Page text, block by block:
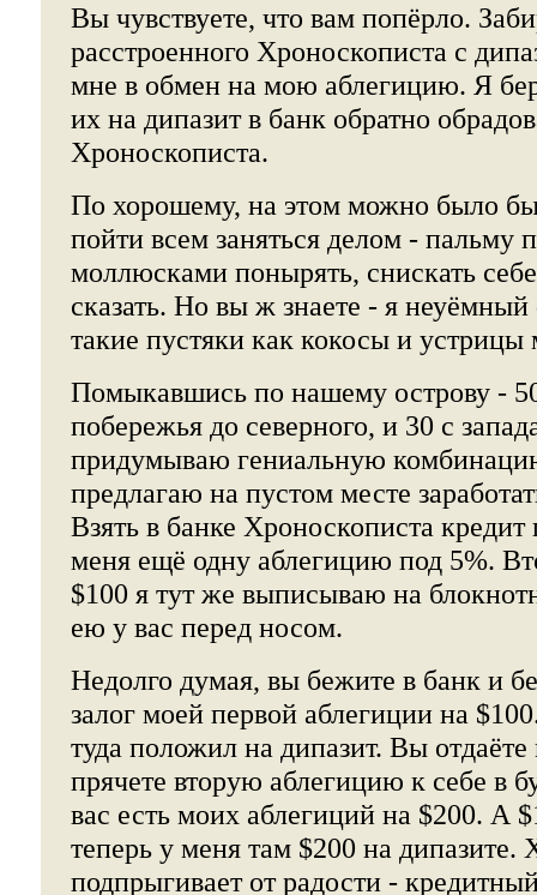
Вы чувствуете, что вам попёрло.
расстроенного Хроноскописта с
мне в обмен на мою аблегицию. Я
их на дипазит в банк обратно
Хроноскописта.
По хорошему, на этом можно было
пойти всем заняться делом - пальму
моллюсками понырять, снискать
сказать. Но вы ж знаете - я
такие пустяки как кокосы и
Помыкавшись по нашему острову -
побережья до северного, и 30 с
придумываю гениальную
предлагаю на пустом месте
Взять в банке Хроноскописта
меня ещё одну аблегицию под 5%.
$100 я тут же выписываю на
ею у вас перед носом.
Недолго думая, вы бежите в банк и
залог моей первой аблегиции на
туда положил на дипазит. Вы
прячете вторую аблегицию к себе в
вас есть моих аблегиций на $200. А
теперь у меня там $200 на дипазите.
подпрыгивает от радости -